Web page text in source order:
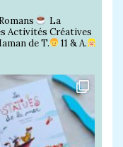
La
Activités Créatives
de T.
11 & A.